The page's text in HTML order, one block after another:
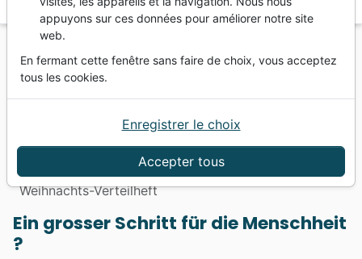
Vous ne pouvez pas créer de nouvelle commande
depuis votre pays (United States).
Evangelisation
Livres d'évangélisation
Ein grosser Schritt für die Menschheit ? - Ein
Weihnachts-Verteilheft
Ein grosser Schritt für die Menschheit
?
appuyons sur ces données pour améliorer notre site
web.
En fermant cette fenêtre sans faire de choix, vous acceptez
tous les cookies.
Accepter tous
Enregistrer le choix